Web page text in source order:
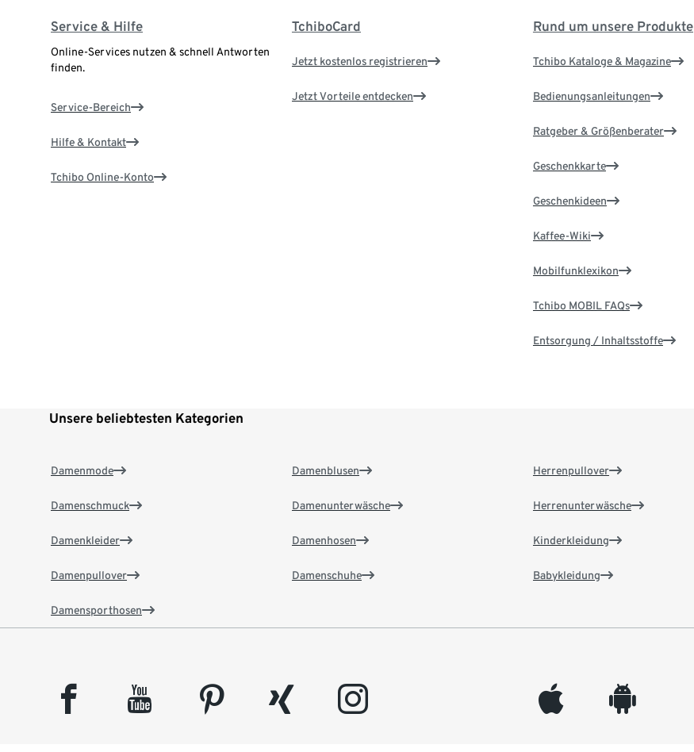
Service & Hilfe
Online-Services nutzen & schnell Antworten
finden.
Service-Bereich
Hilfe & Kontakt
Tchibo Online-Konto
TchiboCard
Jetzt kostenlos registrieren
Jetzt Vorteile entdecken
Rund um unsere Produkte
Tchibo Kataloge & Magazine
Bedienungsanleitungen
Ratgeber & Größenberater
Geschenkkarte
Geschenkideen
Kaffee-Wiki
Mobilfunklexikon
Tchibo MOBIL FAQs
Entsorgung / Inhaltsstoffe
Unsere beliebtesten Kategorien
Damenmode
Damenschmuck
Damenkleider
Damenpullover
Damensporthosen
Damenblusen
Damenunterwäsche
Damenhosen
Damenschuhe
Herrenpullover
Herrenunterwäsche
Kinderkleidung
Babykleidung
facebook youtube pinterest xing instagram appleinc android